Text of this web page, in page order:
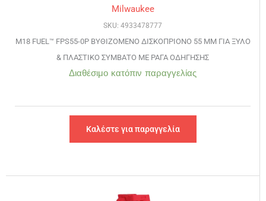
Milwaukee
SKU: 4933478777
M18 FUEL™ FPS55-0P ΒΥΘΙΖΟΜΕΝΟ ΔΙΣΚΟΠΡΙΟΝΟ 55 ΜΜ ΓΙΑ ΞΥΛΟ
& ΠΛΑΣΤΙΚΟ ΣΥΜΒΑΤΟ ΜΕ ΡΑΓΑ ΟΔΗΓΗΣΗΣ
Διαθέσιμο κατόπιν παραγγελίας
Καλέστε για παραγγελία